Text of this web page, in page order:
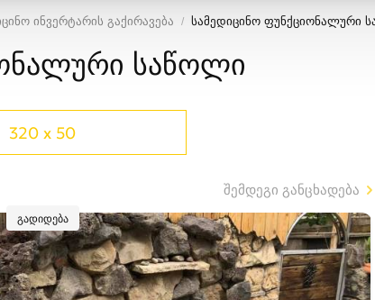
ინვერტარის გაქირავება სამედიცინო ფუნქციონალური
საწოლი
320 x 50
შემდეგი განცხადება
გადიდება